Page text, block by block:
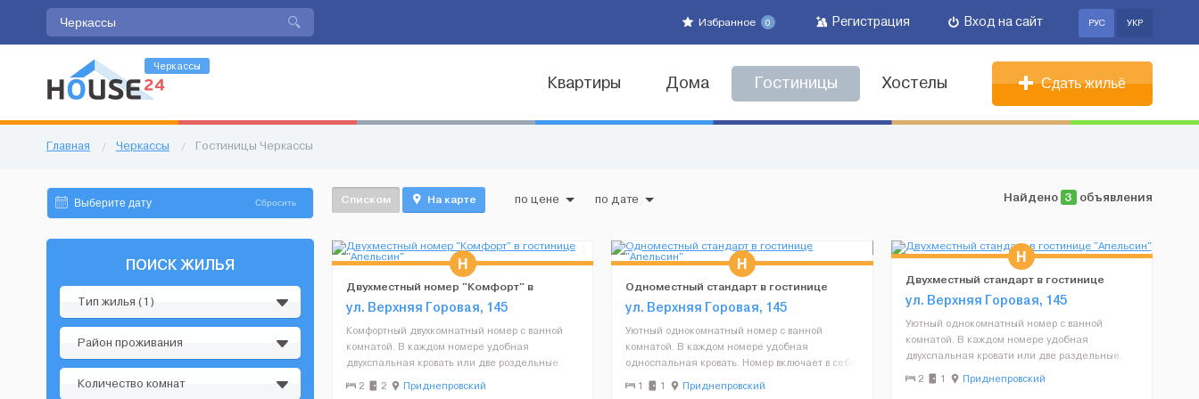
Избранное 0 Регистрация Вход на сайт РУС УКР
Черкассы
Квартиры Дома Гостиницы Хостелы Сдать жильё
Главная / Черкассы / Гостиницы Черкассы
Сбросить
ПОИСК ЖИЛЬЯ
Тип жилья (1)
Район проживания
Количество комнат
Списком На карте по цене по дате Найдено 3 объявления
Двухместный номер "Комфорт" в
гостинице "Апельсин"
ул. Верхняя Горовая, 145
Комфортный двухкомнатный номер с ванной
комнатой. В каждом номере удобная
двухспальная кровать или две роздельные.
Номер включает в себя такие удобства:
кабельное телевидение, письменный стол,
2 2 Приднепровский
Одноместный стандарт в гостинице
"Апельсин"
ул. Верхняя Горовая, 145
Уютный однокомнатный номер с ванной
комнатой. В каждом номере удобная
односпальная кровать. Номер включает в себя
такие удобства: кабельное телевидение,
письменный стол, мини-бар, сейф,
1 1 Приднепровский
Двухместный стандарт в гостинице
"Апельсин"
ул. Верхняя Горовая, 145
Уютный однокомнатный номер с ванной
комнатой. В каждом номере удобная
двухспальная кровати или две раздельные.
Номер включает в себя такие удобства:
кабельное телевидение, письменный стол,
2 1 Приднепровский